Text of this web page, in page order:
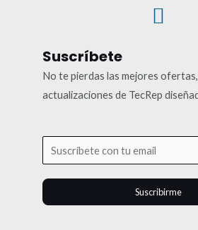
Suscríbete
No te pierdas las mejores
actualizaciones de TecRep
Suscribirme